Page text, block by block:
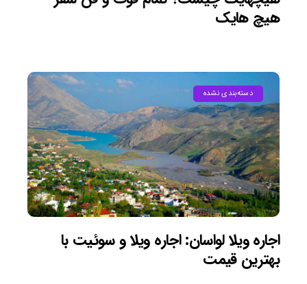
هیچ هایک
دسته‌بندی نشده
اجاره ویلا لواسان: اجاره ویلا و سوئیت با
بهترین قیمت